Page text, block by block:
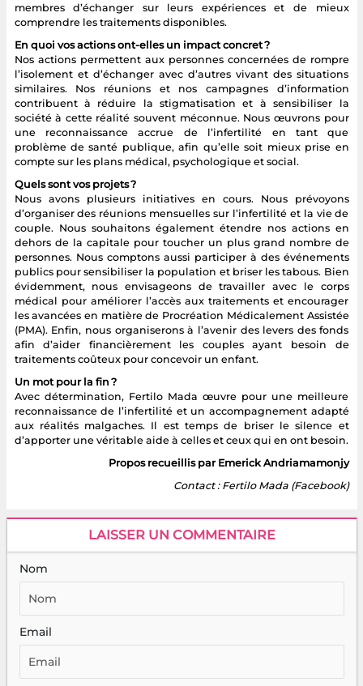
membres d’échanger sur leurs expériences et de mieux
comprendre les traitements disponibles.
En quoi vos actions ont-elles un impact concret ?
Nos actions permettent aux personnes concernées de rompre
l’isolement et d’échanger avec d’autres vivant des situations
similaires. Nos réunions et nos campagnes d’information
contribuent à réduire la stigmatisation et à sensibiliser la
société à cette réalité souvent méconnue. Nous œuvrons pour
une reconnaissance accrue de l’infertilité en tant que
problème de santé publique, afin qu’elle soit mieux prise en
compte sur les plans médical, psychologique et social.
Quels sont vos projets ?
Nous avons plusieurs initiatives en cours. Nous prévoyons
d’organiser des réunions mensuelles sur l’infertilité et la vie de
couple. Nous souhaitons également étendre nos actions en
dehors de la capitale pour toucher un plus grand nombre de
personnes. Nous comptons aussi participer à des événements
publics pour sensibiliser la population et briser les tabous. Bien
évidemment, nous envisageons de travailler avec le corps
médical pour améliorer l’accès aux traitements et encourager
les avancées en matière de Procréation Médicalement Assistée
(PMA). Enfin, nous organiserons à l’avenir des levers des fonds
afin d’aider financièrement les couples ayant besoin de
traitements coûteux pour concevoir un enfant.
Un mot pour la fin ?
Avec détermination, Fertilo Mada œuvre pour une meilleure
reconnaissance de l’infertilité et un accompagnement adapté
aux réalités malgaches. Il est temps de briser le silence et
d’apporter une véritable aide à celles et ceux qui en ont besoin.
Propos recueillis par Emerick Andriamamonjy
Contact : Fertilo Mada (Facebook)
LAISSER UN COMMENTAIRE
Nom
Email